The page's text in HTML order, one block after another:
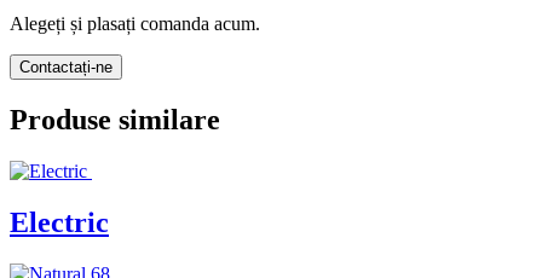
Alegeți și plasați comanda acum.
Contactați-ne
Produse similare
Electric